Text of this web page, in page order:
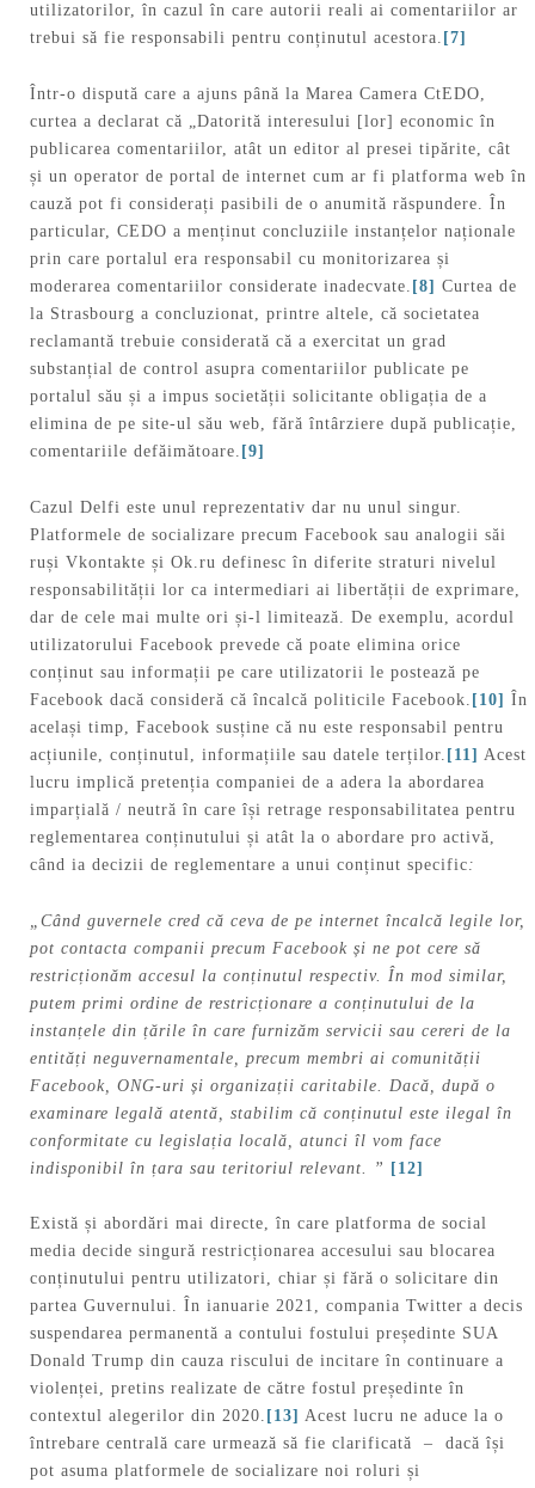
utilizatorilor, în cazul în care autorii reali ai comentariilor ar
trebui să fie responsabili pentru conținutul acestora. [7]
Într-o dispută care a ajuns până la Marea Camera CtEDO,
curtea a declarat că „Datorită interesului [lor] economic în
publicarea comentariilor, atât un editor al presei tipărite, cât
și un operator de portal de internet cum ar fi platforma web în
cauză pot fi considerați pasibili de o anumită răspundere. În
particular, CEDO a menținut concluziile instanțelor naționale
prin care portalul era responsabil cu monitorizarea și
moderarea comentariilor considerate inadecvate. [8] Curtea de
la Strasbourg a concluzionat, printre altele, că societatea
reclamantă trebuie considerată că a exercitat un grad
substanțial de control asupra comentariilor publicate pe
portalul său și a impus societății solicitante obligația de a
elimina de pe site-ul său web, fără întârziere după publicație,
comentariile defăimătoare. [9]
Cazul Delfi este unul reprezentativ dar nu unul singur.
Platformele de socializare precum Facebook sau analogii săi
ruși Vkontakte și Ok.ru definesc în diferite straturi nivelul
responsabilității lor ca intermediari ai libertății de exprimare,
dar de cele mai multe ori și-l limitează. De exemplu, acordul
utilizatorului Facebook prevede că poate elimina orice
conținut sau informații pe care utilizatorii le postează pe
Facebook dacă consideră că încalcă politicile Facebook. [10] În
același timp, Facebook susține că nu este responsabil pentru
acțiunile, conținutul, informațiile sau datele terților. [11] Acest
lucru implică pretenția companiei de a adera la abordarea
imparțială / neutră în care își retrage responsabilitatea pentru
reglementarea conținutului și atât la o abordare pro activă,
când ia decizii de reglementare a unui conținut specific :
„Când guvernele cred că ceva de pe internet încalcă legile lor,
pot contacta companii precum Facebook și ne pot cere să
restricționăm accesul la conținutul respectiv. În mod similar,
putem primi ordine de restricționare a conținutului de la
instanțele din țările în care furnizăm servicii sau cereri de la
entități neguvernamentale, precum membri ai comunității
Facebook, ONG-uri și organizații caritabile. Dacă, după o
examinare legală atentă, stabilim că conținutul este ilegal în
conformitate cu legislația locală, atunci îl vom face
indisponibil în țara sau teritoriul relevant. ” [12]
Există și abordări mai directe, în care platforma de social
media decide singură restricționarea accesului sau blocarea
conținutului pentru utilizatori, chiar și fără o solicitare din
partea Guvernului. În ianuarie 2021, compania Twitter a decis
suspendarea permanentă a contului fostului președinte SUA
Donald Trump din cauza riscului de incitare în continuare a
violenței, pretins realizate de către fostul președinte în
contextul alegerilor din 2020. [13] Acest lucru ne aduce la o
întrebare centrală care urmează să fie clarificată – dacă își
pot asuma platformele de socializare noi roluri și